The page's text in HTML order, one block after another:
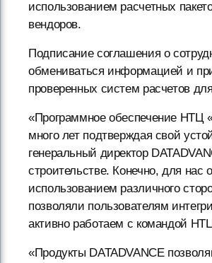
использованием расчетных
вендоров.
Подписание соглашения о
обмениваться информацией и
проверенных систем расчетов
«Программное обеспечение НТЦ
много лет подтверждая свой
генеральный директор
строительстве. Конечно, для
использованием различного
позволяли пользователям
активно работаем с командой
«Продукты DATADVANCE